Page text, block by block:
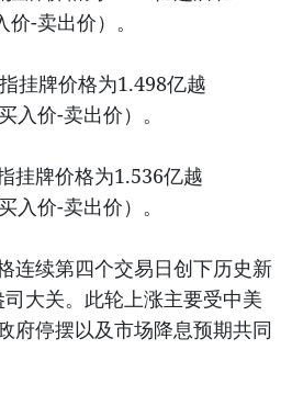
-卖出价）。
挂牌价格为1.498亿越
入价-卖出价）。
挂牌价格为1.536亿越
入价-卖出价）。
连续第四个交易日创下历史新
大关。此轮上涨主要受中美
府停摆以及市场降息预期共同